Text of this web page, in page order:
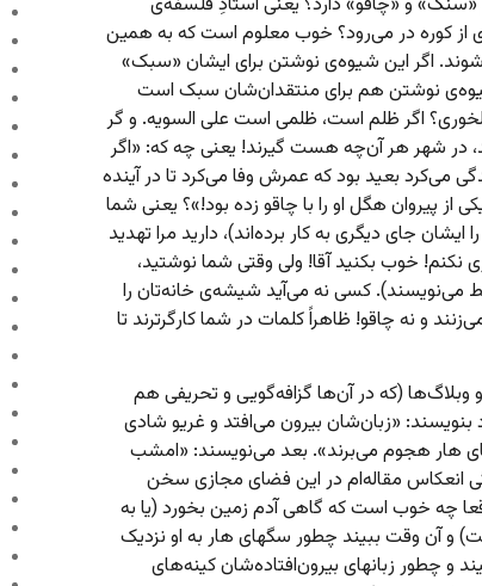
از کوره در می‌رود؟ خوب معلوم است که به همین
اگر این شیوه‌ی نوشتن برای ایشان «سبک»
نوشتن هم برای منتقدان‌شان سبک است
اگر ظلم است، ظلمی است علی السویه. و گر
شهر هر آن‌چه هست گیرند! یعنی چه که: «اگر
می‌کرد بعید بود که عمرش وفا می‌کرد تا در آینده
پیروان هگل او را با چاقو زده بود!»؟ یعنی شما
ایشان جای دیگری به کار برده‌اند)، دارید مرا تهدید
نکنم! خوب بکنید آقا! ولی وقتی شما نوشتید،
می‌نویسند). کسی نه می‌آید شیشه‌ی خانه‌تان را
و نه چاقو! ظاهراً کلمات در شما کارگرترند تا
(که در آن‌ها گزافه‌گویی و تحریفی هم
بنویسند: «زبان‌شان بیرون می‌افتد و غریو شادی
هار هجوم می‌برند». بعد می‌نویسند: «امشب
انعکاس مقاله‌‌ام در این فضای مجازی سخن
چه خوب است که گاهی آدم زمین بخورد (یا به
و آن وقت ببیند چطور سگهای هار به او نزدیک
و چطور زبانهای بیرون‌افتاده‌شان کینه‌های